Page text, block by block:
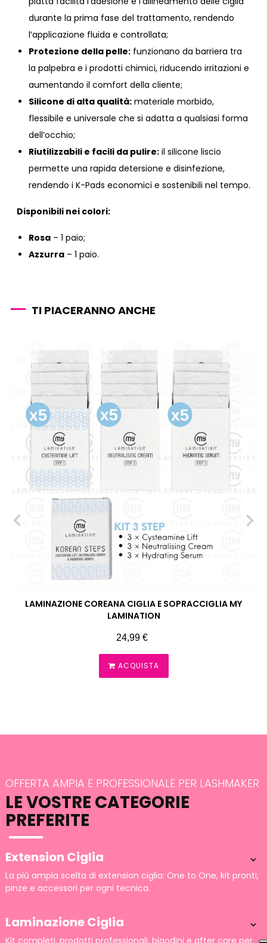
durante la prima fase del trattamento, rendendo
l’applicazione fluida e controllata;
Protezione della pelle: funzionano da barriera tra
la palpebra e i prodotti chimici, riducendo irritazioni e
aumentando il comfort della cliente;
Silicone di alta qualità: materiale morbido,
flessibile e universale che si adatta a qualsiasi forma
dell’occhio;
Riutilizzabili e facili da pulire: il silicone liscio
permette una rapida detersione e disinfezione,
rendendo i K-Pads economici e sostenibili nel tempo.
Disponibili nei colori:
Rosa – 1 paio;
Azzurra – 1 paio.
TI PIACERANNO ANCHE
LAMINAZIONE COREANA CIGLIA E SOPRACCIGLIA MY
LAMINATION
Prezzo
24,99 €
ACQUISTA
OFFERTA AMPIA E PROFESSIONALE PER LASHMAKER
LE VOSTRE CATEGORIE
PREFERITE
Extension Ciglia 
La più ampia scelta di extension ciglia: One to One, kit pronti,
pinze e accessori per ogni tecnica.
Laminazione Ciglia 
Kit completi, prodotti professionali, bigodini e after care per